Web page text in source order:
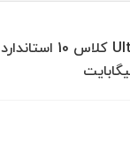
کارت حافظه microSDHC وریتی مدل Ultra کلاس 10 استاندارد